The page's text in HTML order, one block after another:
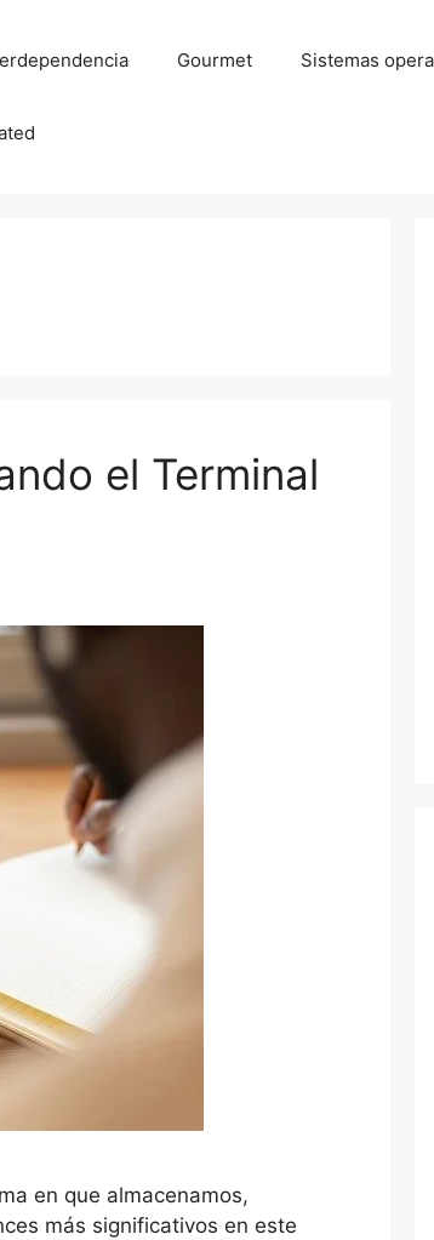
Gourmet Sistemas
el Terminal
en que almacenamos,
más significativos en este